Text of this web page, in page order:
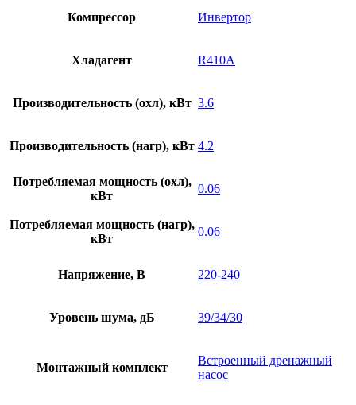
Компрессор Инвертор
Хладагент R410A
Производительность (охл), кВт 3.6
Производительность (нагр), кВт 4.2
Потребляемая мощность (охл),
кВт
0.06
Потребляемая мощность (нагр),
кВт
0.06
Напряжение, В 220-240
Уровень шума, дБ 39/34/30
Монтажный комплект
Встроенный дренажный
насос